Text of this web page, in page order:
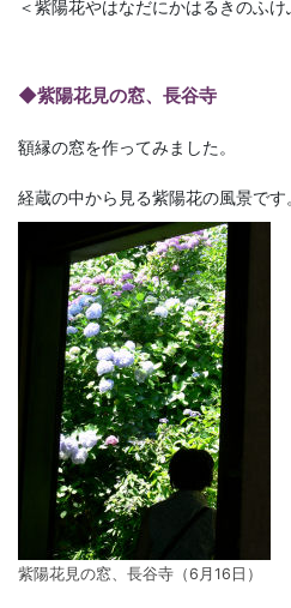
＜紫陽花やはなだにかはるきのふ
◆紫陽花見の窓、長谷寺
額縁の窓を作ってみました。
経蔵の中から見る紫陽花の風景です
紫陽花見の窓、長谷寺（6月16日）